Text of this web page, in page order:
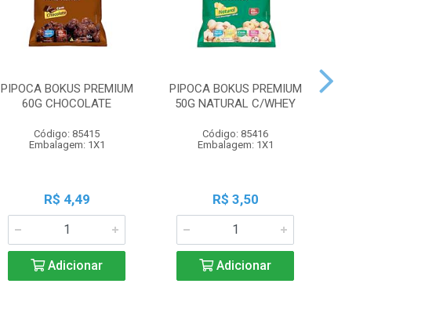
PIPOCA BOKUS PREMIUM
60G CHOCOLATE
Código: 85415
Embalagem: 1X1
R$ 4,49
Adicionar
PIPOCA BOKUS PREMIUM
50G NATURAL C/WHEY
Código: 85416
Embalagem: 1X1
R$ 3,50
Adicionar